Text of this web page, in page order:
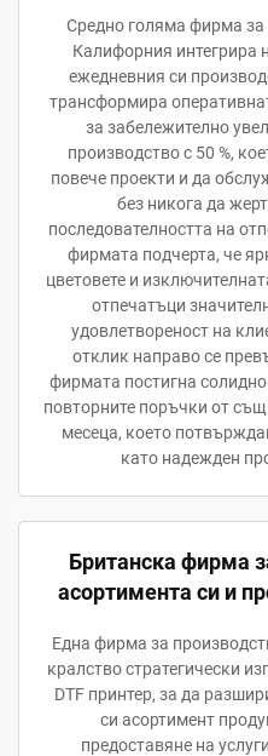
Средно голяма фирма за
Калифорния интегрира
ежедневния си
трансформира
за забележително
производство с 50 %,
повече проекти и да
без никога да
последователността на
фирмата подчерта, че
цветовете и
отпечатъци
удовлетвореност на
отклик направо се
фирмата постигна
повторните поръчки от
месеца, което
като надежден
Британска фирма
асортимента си и
Една фирма за
кралство стратегически
DTF принтер, за да
си асортимент
предоставяне на